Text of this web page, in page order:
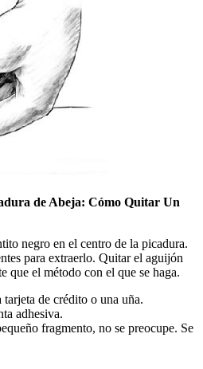
de Abeja: Cómo Quitar Un
negro en el centro de la picadura.
para extraerlo. Quitar el aguijón
que el método con el que se haga.
tarjeta de crédito o una uña.
adhesiva.
fragmento, no se preocupe. Se